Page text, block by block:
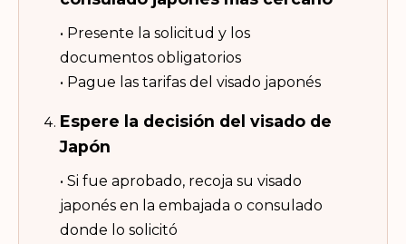
• Presente la solicitud y los
documentos obligatorios
• Pague las tarifas del visado japonés
Espere la decisión del visado de
Japón
• Si fue aprobado, recoja su visado
japonés en la embajada o consulado
donde lo solicitó